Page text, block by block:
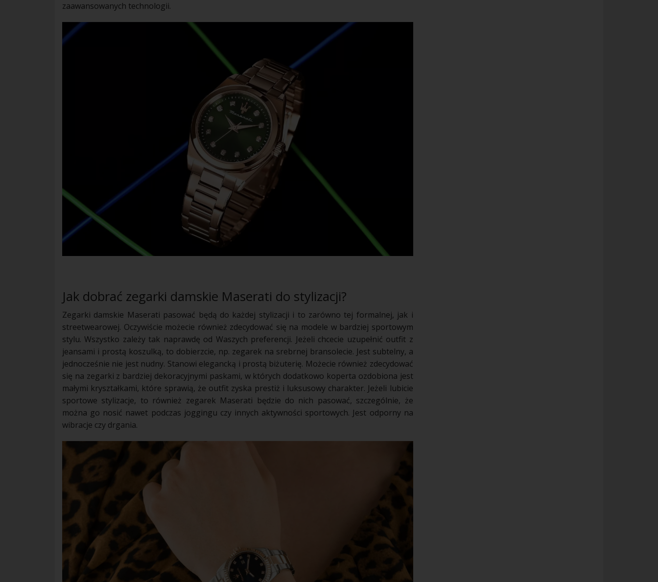
zaawansowanych technologii.
Jak dobrać zegarki damskie Maserati do stylizacji?
Zegarki damskie Maserati pasować będą do każdej stylizacji i to zarówno tej formalnej, jak i
streetwearowej. Oczywiście możecie również zdecydować się na modele w bardziej sportowym
stylu. Wszystko zależy tak naprawdę od Waszych preferencji. Jeżeli chcecie uzupełnić outfit z
jeansami i prostą koszulką, to dobierzcie, np. zegarek na srebrnej bransolecie. Jest subtelny, a
jednocześnie nie jest nudny. Stanowi elegancką i prostą biżuterię. Możecie również zdecydować
się na zegarki z bardziej dekoracyjnymi paskami, w których dodatkowo koperta ozdobiona jest
małymi kryształkami, które sprawią, że outfit zyska prestiż i luksusowy charakter. Jeżeli lubicie
sportowe stylizacje, to również zegarek Maserati będzie do nich pasować, szczególnie, że
można go nosić nawet podczas joggingu czy innych aktywności sportowych. Jest odporny na
wibracje czy drgania.